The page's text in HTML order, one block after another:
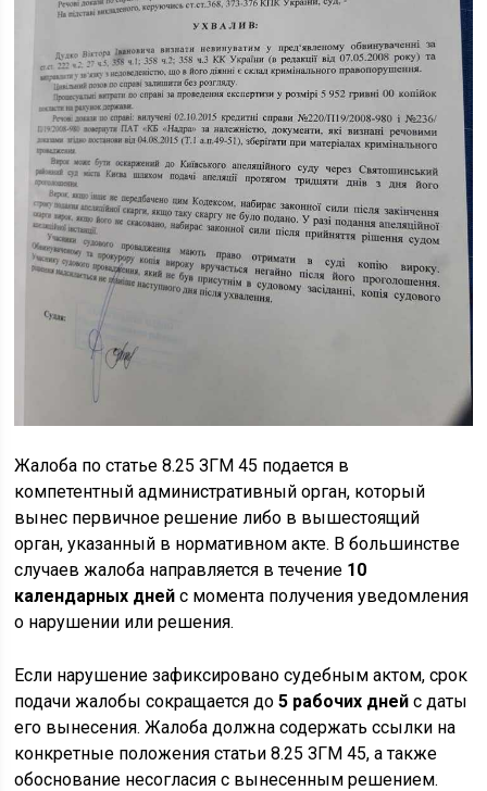
Жалоба по статье 8.25 ЗГМ 45 подается в
компетентный административный орган, который
вынес первичное решение либо в вышестоящий
орган, указанный в нормативном акте. В большинстве
случаев жалоба направляется в течение 10
календарных дней с момента получения уведомления
о нарушении или решения.
Если нарушение зафиксировано судебным актом, срок
подачи жалобы сокращается до5 рабочих дней с даты
его вынесения. Жалоба должна содержать ссылки на
конкретные положения статьи 8.25 ЗГМ 45, а также
обоснование несогласия с вынесенным решением.